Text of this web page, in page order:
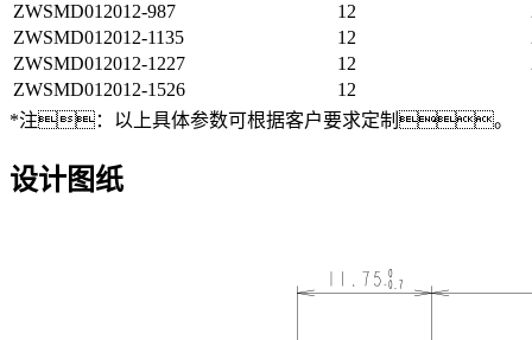
ZWSMD012012-987
12
ZWSMD012012-1135
12
ZWSMD012012-1227
12
ZWSMD012012-1526
12
*注：以上具体参数可根据客户要求定制。
设计图纸